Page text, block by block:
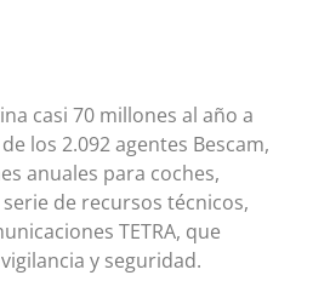
casi 70 millones al año a
los 2.092 agentes Bescam,
anuales para coches,
de recursos técnicos,
TETRA, que
y seguridad.